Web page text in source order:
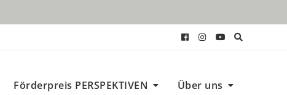
Förderpreis PERSPEKTIVEN Über uns